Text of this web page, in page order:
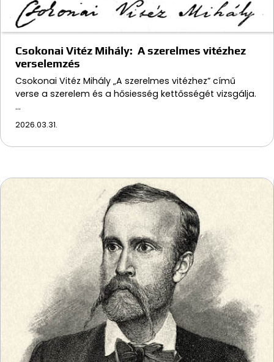
Csokonai Vitéz Mihály: A szerelmes vitézhez
verselemzés
Csokonai Vitéz Mihály „A szerelmes vitézhez” című
verse a szerelem és a hősiesség kettősségét vizsgálja.
…
2026.03.31.